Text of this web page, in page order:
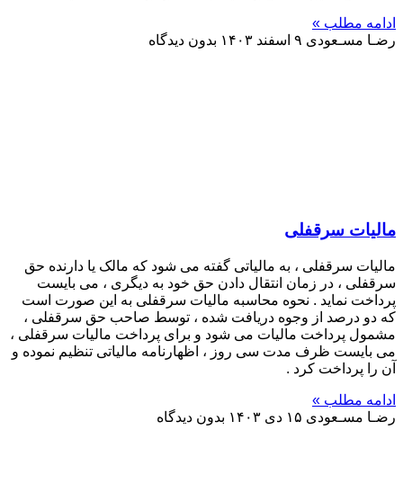
ادامه مطلب »
رضـا مسـعودی ۹ اسفند ۱۴۰۳ بدون دیدگاه
مالیات سرقفلی
مالیات سرقفلی ، به مالیاتی گفته می شود که مالک یا دارنده حق
سرقفلی ، در زمان انتقال دادن حق خود به دیگری ، می بایست
پرداخت نماید . نحوه محاسبه مالیات سرقفلی به این صورت است
که دو درصد از وجوه دریافت شده ، توسط صاحب حق سرقفلی ،
مشمول پرداخت مالیات می شود و برای پرداخت مالیات سرقفلی ،
می بایست ظرف مدت سی روز ، اظهارنامه مالیاتی تنظیم نموده و
آن را پرداخت کرد .
ادامه مطلب »
رضـا مسـعودی ۱۵ دی ۱۴۰۳ بدون دیدگاه